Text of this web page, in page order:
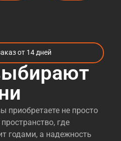
от 14 дней
приобретаете не просто
где
годами, а надежность